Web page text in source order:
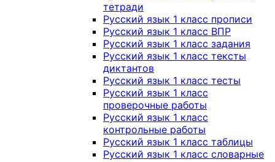
тетради
Русский язык 1 класс прописи
Русский язык 1 класс ВПР
Русский язык 1 класс задания
Русский язык 1 класс тексты
диктантов
Русский язык 1 класс тесты
Русский язык 1 класс
проверочные работы
Русский язык 1 класс
контрольные работы
Русский язык 1 класс таблицы
Русский язык 1 класс словарные